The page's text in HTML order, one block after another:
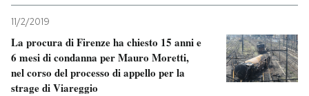
NEWSLETTER
I MIEI PREFERITI
11/2/2019
La procura di Firenze ha chiesto 15 anni e
6 mesi di condanna per Mauro Moretti,
nel corso del processo di appello per la
strage di Viareggio